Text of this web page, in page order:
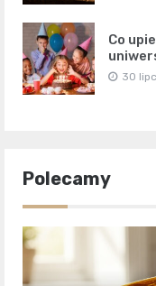
Co
30
Polecamy